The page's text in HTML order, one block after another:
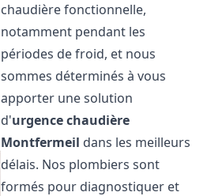
chaudière fonctionnelle,
notamment pendant les
périodes de froid, et nous
sommes déterminés à vous
apporter une solution
d'urgence chaudière
Montfermeil dans les meilleurs
délais. Nos plombiers sont
formés pour diagnostiquer et